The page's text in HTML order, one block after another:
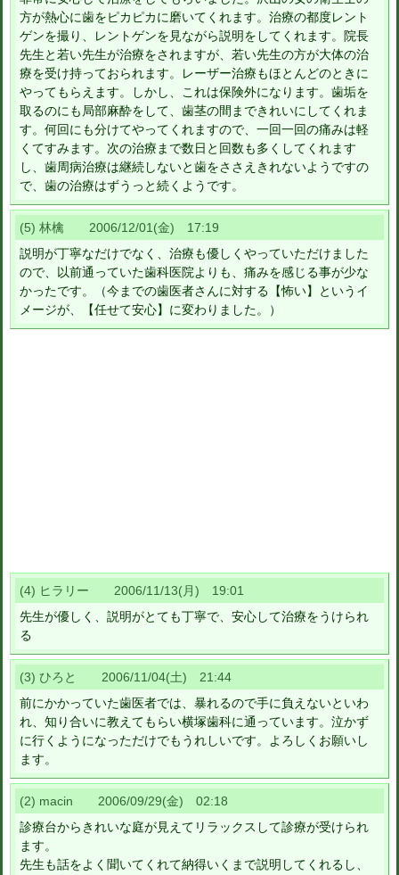
方が熱心に歯をピカピカに磨いてくれます。治療の都度レント
ゲンを撮り、レントゲンを見ながら説明をしてくれます。院長
先生と若い先生が治療をされますが、若い先生の方が大体の治
療を受け持っておられます。レーザー治療もほとんどのときに
やってもらえます。しかし、これは保険外になります。歯垢を
取るのにも局部麻酔をして、歯茎の間まできれいにしてくれま
す。何回にも分けてやってくれますので、一回一回の痛みは軽
くてすみます。次の治療まで数日と回数も多くしてくれます
し、歯周病治療は継続しないと歯をささえきれないようですの
で、歯の治療はずうっと続くようです。
(5) 林檎 2006/12/01(金) 17:19
説明が丁寧なだけでなく、治療も優しくやっていただけました
ので、以前通っていた歯科医院よりも、痛みを感じる事が少な
かったです。（今までの歯医者さんに対する【怖い】というイ
メージが、【任せて安心】に変わりました。）
(4) ヒラリー 2006/11/13(月) 19:01
先生が優しく、説明がとても丁寧で、安心して治療をうけられ
る
(3) ひろと 2006/11/04(土) 21:44
前にかかっていた歯医者では、暴れるので手に負えないといわ
れ、知り合いに教えてもらい横塚歯科に通っています。泣かず
に行くようになっただけでもうれしいです。よろしくお願いし
ます。
(2) macin 2006/09/29(金) 02:18
診療台からきれいな庭が見えてリラックスして診療が受けられ
ます。
先生も話をよく聞いてくれて納得いくまで説明してくれるし、